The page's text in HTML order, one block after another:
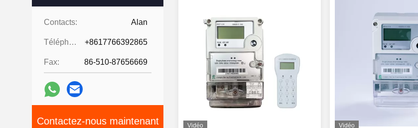
Contacts: Alan
Téléphone: +8617766392865
Fax: 86-510-87656669
Contactez-nous maintenant Vidéo Vidéo